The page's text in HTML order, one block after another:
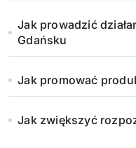
Jak prowadzić
Gdańsku
Jak promować
Jak zwiększyć